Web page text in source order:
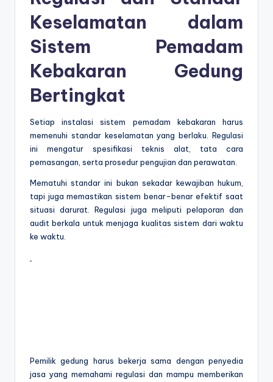
Keselamatan dalam
Sistem Pemadam
Kebakaran Gedung
Bertingkat
Setiap instalasi sistem pemadam kebakaran harus
memenuhi standar keselamatan yang berlaku. Regulasi
ini mengatur spesifikasi teknis alat, tata cara
pemasangan, serta prosedur pengujian dan perawatan.
Mematuhi standar ini bukan sekadar kewajiban hukum,
tapi juga memastikan sistem benar-benar efektif saat
situasi darurat. Regulasi juga meliputi pelaporan dan
audit berkala untuk menjaga kualitas sistem dari waktu
ke waktu.
Pemilik gedung harus bekerja sama dengan penyedia
jasa yang memahami regulasi dan mampu memberikan